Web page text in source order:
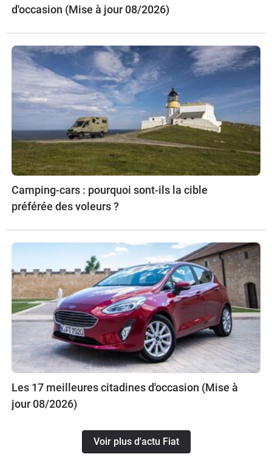
d'occasion (Mise à jour 08/2026)
Camping-cars : pourquoi sont-ils la cible
préférée des voleurs ?
Les 17 meilleures citadines d'occasion (Mise à
jour 08/2026)
Voir plus d'actu Fiat